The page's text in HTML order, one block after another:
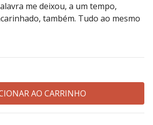
me deixou, a um tempo,
também. Tudo ao mesmo